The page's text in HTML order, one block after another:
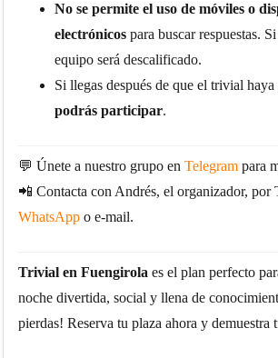
No se permite el uso de móviles o
electrónicos para buscar respuestas.
equipo será descalificado.
Si llegas después de que el trivial haya
podrás participar.
💬 Únete a nuestro grupo en Telegram para
📲 Contacta con Andrés, el organizador, por
WhatsApp o e-mail.
Trivial en Fuengirola es el plan perfecto
noche divertida, social y llena de
pierdas! Reserva tu plaza ahora y demuestra